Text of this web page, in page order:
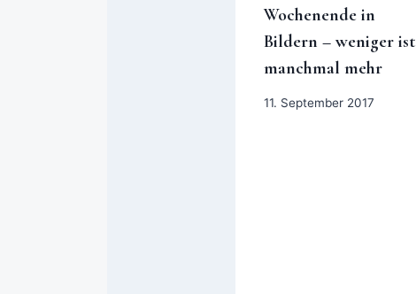
Wochenende in
Bildern – weniger ist
manchmal mehr
11. September 2017